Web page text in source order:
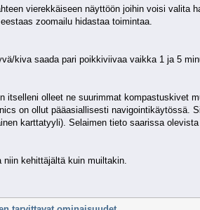
vierekkäiseen näyttöön joihin voisi valita
zoomailu hidastaa toimintaa.
kiva saada pari poikkiviivaa vaikka 1 ja 5
itselleni olleet ne suurimmat kompastuskivet
on ollut pääasiallisesti navigointikäytössä.
karttatyyli). Selaimen tieto saarissa
kehittäjältä kuin muiltakin.